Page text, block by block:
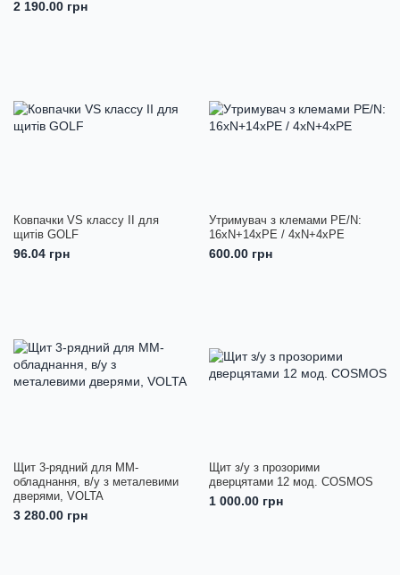
2 190.00 грн
Ковпачки VS классу II для
щитів GOLF
96.04 грн
Утримувач з клемами PE/N:
16xN+14xPE / 4xN+4xPE
600.00 грн
Щит 3-рядний для ММ-
обладнання, в/у з металевими
дверями, VOLTA
3 280.00 грн
Щит з/у з прозорими
дверцятами 12 мод. COSMOS
1 000.00 грн